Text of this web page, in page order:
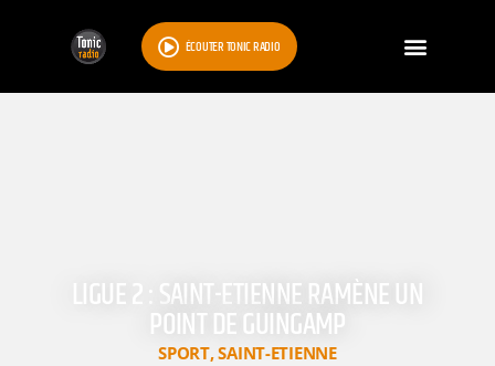
ÉCOUTER TONIC RADIO
LIGUE 2 : SAINT-ETIENNE RAMÈNE UN
POINT DE GUINGAMP
SPORT,SAINT-ETIENNE